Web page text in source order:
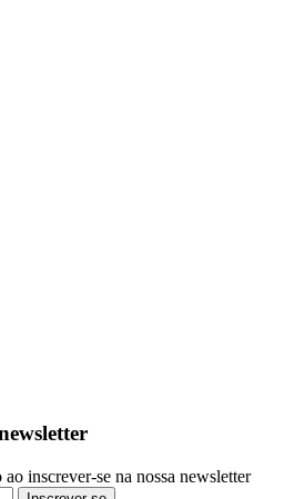
inscrever-se na nossa newsletter